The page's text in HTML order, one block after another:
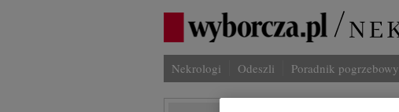
Nekrologi Odeszli Poradnik pogrzebowy